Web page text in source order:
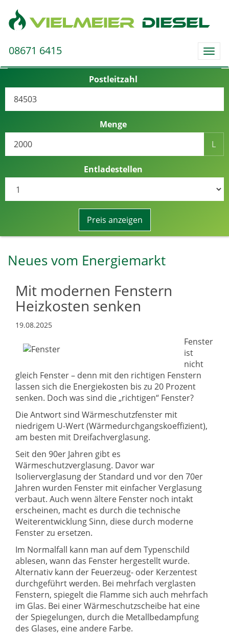
08671 6415
Postleitzahl
Menge
L
Entladestellen
Preis anzeigen
Neues vom Energiemarkt
Mit modernen Fenstern
Heizkosten senken
19.08.2025
Fenster
ist
nicht
gleich Fenster – denn mit den richtigen Fenstern
lassen sich die Energiekosten bis zu 20 Prozent
senken. Doch was sind die „richtigen“ Fenster?
Die Antwort sind Wärmeschutzfenster mit
niedrigem U-Wert (Wärmedurchgangskoeffizient),
am besten mit Dreifachverglasung.
Seit den 90er Jahren gibt es
Wärmeschutzverglasung. Davor war
Isolierverglasung der Standard und vor den 70er
Jahren wurden Fenster mit einfacher Verglasung
verbaut. Auch wenn ältere Fenster noch intakt
erscheinen, macht es durch die technische
Weiterentwicklung Sinn, diese durch moderne
Fenster zu ersetzen.
Im Normalfall kann man auf dem Typenschild
ablesen, wann das Fenster hergestellt wurde.
Alternativ kann der Feuerzeug- oder Kerzentest
durchgeführt werden. Bei mehrfach verglasten
Fenstern, spiegelt die Flamme sich auch mehrfach
im Glas. Bei einer Wärmeschutzscheibe hat eine
der Spiegelungen, durch die Metallbedampfung
des Glases, eine andere Farbe.